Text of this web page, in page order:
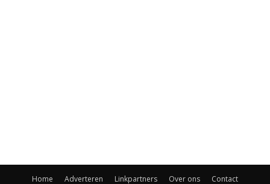
Home Adverteren Linkpartners Over ons Contact